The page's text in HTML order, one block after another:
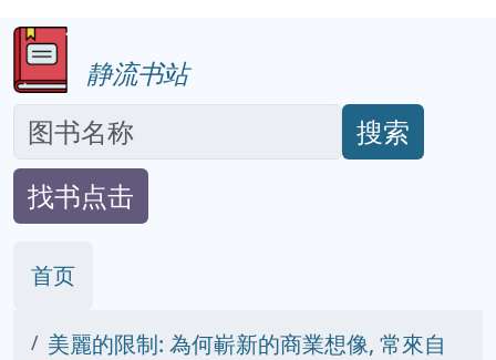
静流书站
搜索
找书点击
首页
美麗的限制: 為何嶄新的商業想像, 常來自